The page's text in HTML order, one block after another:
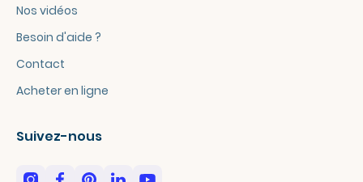
Nos vidéos
Besoin d'aide ?
Contact
Acheter en ligne
Suivez-nous